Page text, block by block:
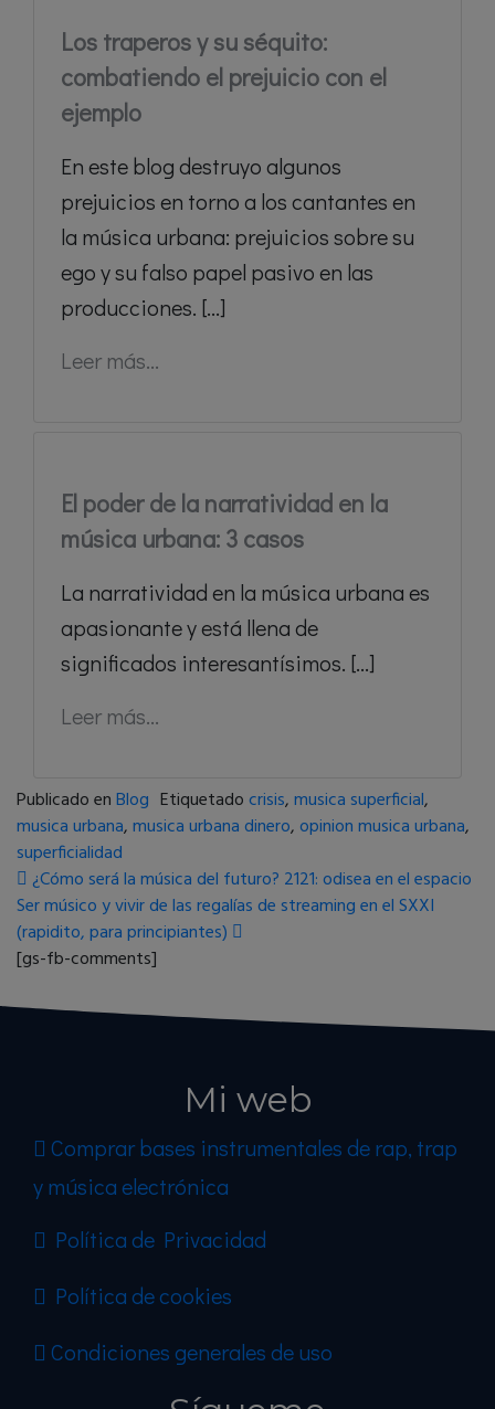
Los traperos y su séquito:
combatiendo el prejuicio con el
ejemplo
En este blog destruyo algunos
prejuicios en torno a los cantantes en
la música urbana: prejuicios sobre su
ego y su falso papel pasivo en las
producciones. [...]
Leer más...
El poder de la narratividad en la
música urbana: 3 casos
La narratividad en la música urbana es
apasionante y está llena de
significados interesantísimos. [...]
Leer más...
Publicado enBlog Etiquetadocrisis,musica superficial,
musica urbana,musica urbana dinero, opinion musica urbana,
superficialidad
Navegación de entradas
¿Cómo será la música del futuro? 2121: odisea en el espacio
Ser músico y vivir de las regalías de streaming en el SXXI
(rapidito, para principiantes)
[gs-fb-comments]
Mi web
Comprar bases instrumentales de rap, trap
y música electrónica
Política de Privacidad
Política de cookies
Condiciones generales de uso